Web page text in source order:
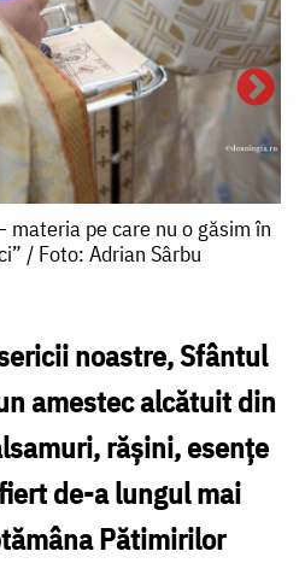
materia pe care nu o găsim în
/ Foto: Adrian Sârbu
noastre, Sfântul
amestec alcătuit din
rășini, esențe
de-a lungul mai
Pătimirilor